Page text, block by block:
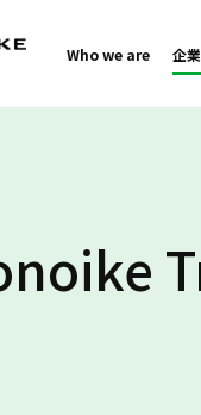
Who we are 企